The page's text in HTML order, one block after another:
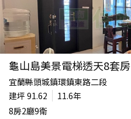
龜山島美景電梯透天8套房
宜蘭縣頭城鎮環鎮東路二段
建坪 91.62
11.6年
8房2廳9衛